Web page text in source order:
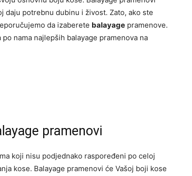
daju potrebnu dubinu i živost. Zato, ako ste
da izaberete balayage pramenove.
nama najlepših balayage pramenova na
pramenovi
koji nisu podjednako raspoređeni po celoj
kose. Balayage pramenovi će Vašoj boji kose